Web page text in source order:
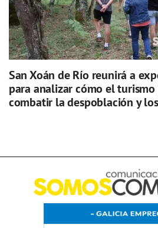
San Xoán de Río reunirá a
para analizar cómo el
combatir la despoblación y